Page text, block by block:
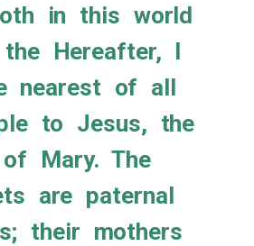
in this world
Hereafter, I
nearest of all
to Jesus, the
Mary. The
are paternal
their mothers